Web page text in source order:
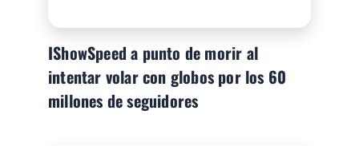
IShowSpeed a punto de morir al
intentar volar con globos por los 60
millones de seguidores